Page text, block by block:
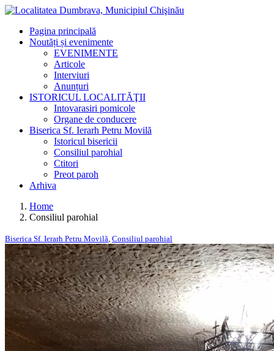
Pagina principală
Noutăți și evenimente
EVENIMENTE
Articole
Interviuri
Anunțuri
ISTORICUL LOCALITĂŢII
Intovarasiri pomicole
Organe de conducere
Biserica Sf. Ierarh Petru Movilă
Istoricul bisericii
Consiliul parohial
Ctitori
Preot paroh
Arhiva
Home
Consiliul parohial
Biserica Sf. Ierarh Petru Movilă, Consiliul parohial